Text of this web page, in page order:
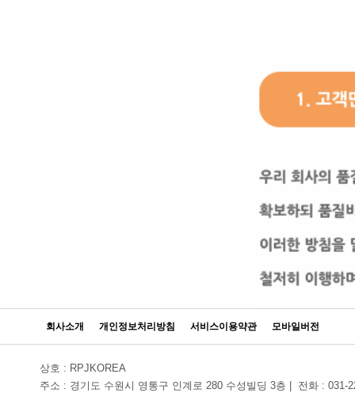
회사소개 개인정보처리방침 서비스이용약관 모바일버전
상호 : RPJKOREA
주소 : 경기도 수원시 영통구 인계로 280 수성빌딩 3층
전화 : 031-